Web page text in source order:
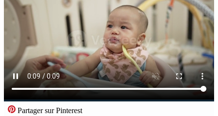
Partager sur Pinterest